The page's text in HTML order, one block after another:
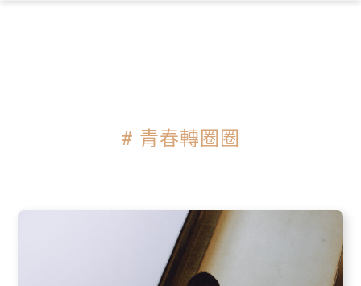
# 青春轉圈圈